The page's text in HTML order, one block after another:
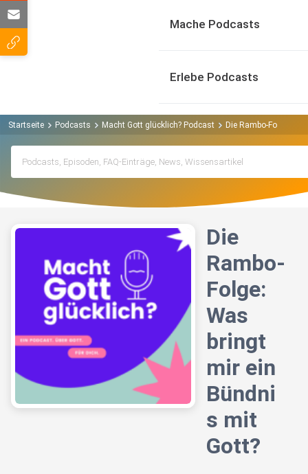
Mache Podcasts
Erlebe Podcasts
Startseite Podcasts Macht Gott glücklich? Podcast Die Rambo-Folge:
Die
Rambo-
Folge:
Was
bringt
mir ein
Bündni
s mit
Gott?